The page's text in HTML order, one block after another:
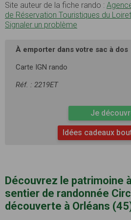
Site auteur de la fiche rando :
de Réservation Touristiques du Loiret
Signaler un problème
À emporter dans votre sac à dos
Carte IGN rando
Réf. : 2219ET
Je
Idées cadeaux
Découvrez le patrimoine
sentier de randonnée
découverte à Orléans